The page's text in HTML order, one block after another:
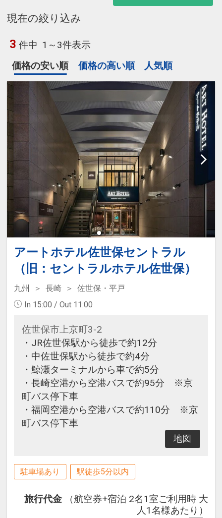
現在の絞り込み
3 件中 1～3件表示
価格の安い順
価格の高い順 人気順
アートホテル佐世保セントラル
（旧：セントラルホテル佐世保）
九州 長崎
佐世保・平戸
In 15:00 / Out 11:00
佐世保市上京町3-2
・JR佐世保駅から徒歩で約12分
・中佐世保駅から徒歩で約4分
・鯨瀬ターミナルから車で約5分
・長崎空港から空港バスで約95分 ※京
町バス停下車
・福岡空港から空港バスで約110分 ※京
町バス停下車
地図
駐車場あり 駅徒歩5分以内
旅行代金
（航空券+宿泊 2名1室ご利用時 大
人1名様あたり）